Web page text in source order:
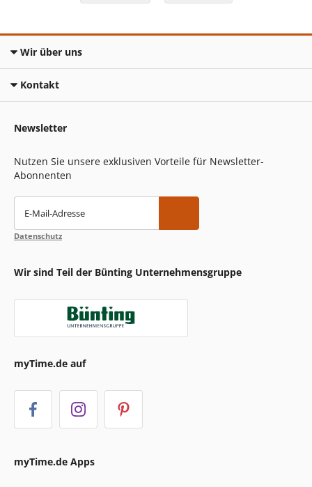
Wir über uns
Kontakt
Newsletter
Nutzen Sie unsere exklusiven Vorteile für Newsletter-
Abonnenten
E-Mail-Adresse
Datenschutz
Wir sind Teil der Bünting Unternehmensgruppe
myTime.de auf
myTime.de Apps